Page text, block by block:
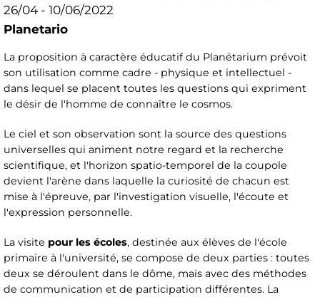
26/04 - 10/06/2022
Planetario
La proposition à caractère éducatif du Planétarium prévoit
son utilisation comme cadre - physique et intellectuel -
dans lequel se placent toutes les questions qui expriment
le désir de l'homme de connaître le cosmos.
Le ciel et son observation sont la source des questions
universelles qui animent notre regard et la recherche
scientifique, et l'horizon spatio-temporel de la coupole
devient l'arène dans laquelle la curiosité de chacun est
mise à l'épreuve, par l'investigation visuelle, l'écoute et
l'expression personnelle.
La visite pour les écoles, destinée aux élèves de l'école
primaire à l'université, se compose de deux parties : toutes
deux se déroulent dans le dôme, mais avec des méthodes
de communication et de participation différentes. La